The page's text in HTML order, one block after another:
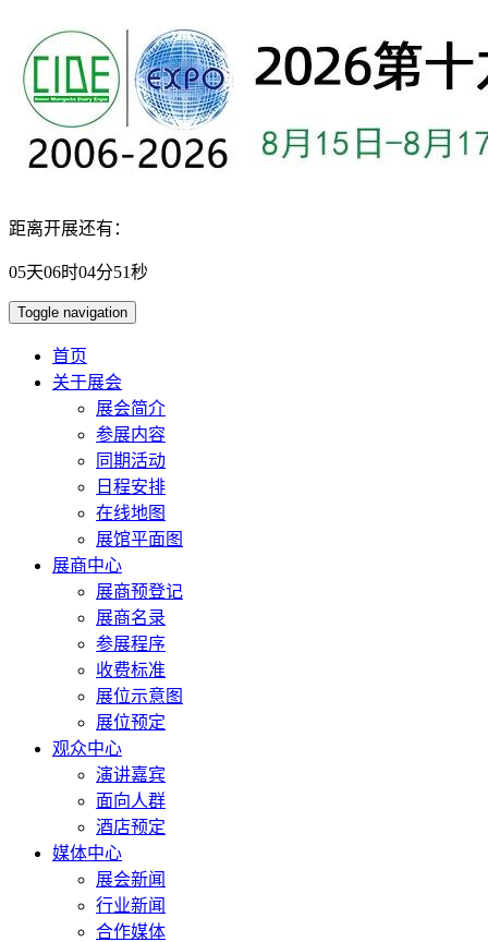
距离开展还有：
05天06时04分50秒
Toggle navigation
首页
关于展会
展会简介
参展内容
同期活动
日程安排
在线地图
展馆平面图
展商中心
展商预登记
展商名录
参展程序
收费标准
展位示意图
展位预定
观众中心
演讲嘉宾
面向人群
酒店预定
媒体中心
展会新闻
行业新闻
合作媒体